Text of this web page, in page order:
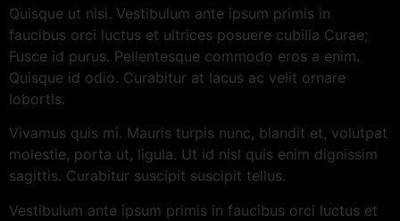
Quisque ut nisi. Vestibulum ante ipsum primis in
faucibus orci luctus et ultrices posuere cubilia Curae;
Fusce id purus. Pellentesque commodo eros a enim.
Quisque id odio. Curabitur at lacus ac velit ornare
lobortis.
Vivamus quis mi. Mauris turpis nunc, blandit et, volutpat
molestie, porta ut, ligula. Ut id nisl quis enim dignissim
sagittis. Curabitur suscipit suscipit tellus.
Vestibulum ante ipsum primis in faucibus orci luctus et